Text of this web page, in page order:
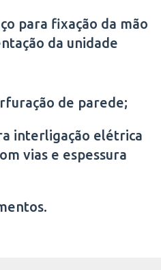
para fixação da mão
da unidade
de parede;
interligação elétrica
vias e espessura